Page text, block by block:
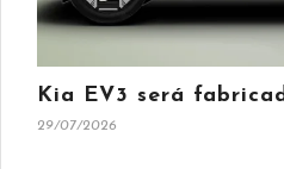
Kia EV3 será
29/07/2026